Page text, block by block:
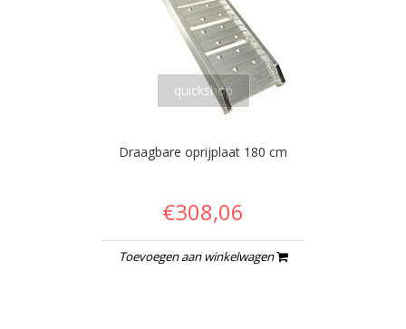
quickshop
Draagbare oprijplaat 180 cm
€308,06
Toevoegen aan winkelwagen